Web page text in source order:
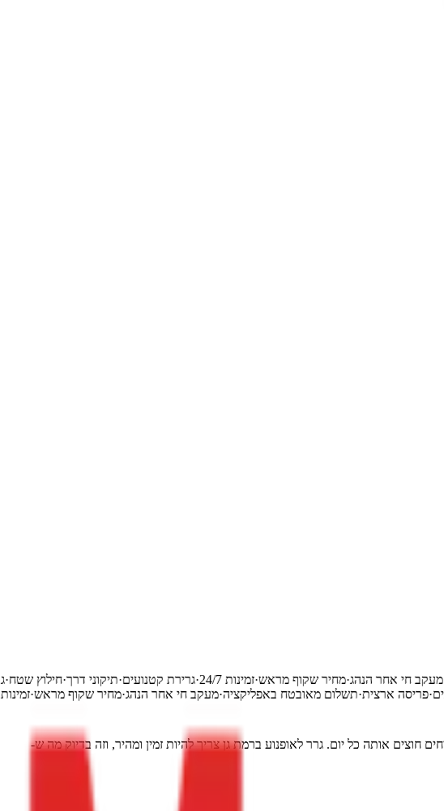
חילוץ תיקוני דרך· גרירת קטנועים· זמינות 24/7 · מחיר שקוף מראש· מעקב חי אחר הנהג· ·
מחיר שקוף מראש· מעקב חי אחר הנהג· תשלום מאובטח באפליקציה· פריסה ארצית· ·
חוצים אותה כל יום. גרר לאופנוע ברמת גן צריך להיות זמין ומהיר, וזה בדיוק מה ש-